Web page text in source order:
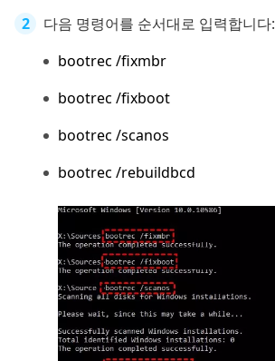
다음 명령어를 순서대로 입력합니다:
bootrec /fixmbr
bootrec /fixboot
bootrec /scanos
bootrec /rebuildbcd